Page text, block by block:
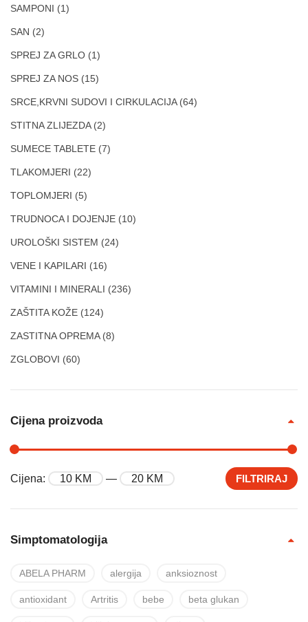
SAMPONI (1)
SAN (2)
SPREJ ZA GRLO (1)
SPREJ ZA NOS (15)
SRCE,KRVNI SUDOVI I CIRKULACIJA (64)
STITNA ZLIJEZDA (2)
SUMECE TABLETE (7)
TLAKOMJERI (22)
TOPLOMJERI (5)
TRUDNOCA I DOJENJE (10)
UROLOŠKI SISTEM (24)
VENE I KAPILARI (16)
VITAMINI I MINERALI (236)
ZAŠTITA KOŽE (124)
ZASTITNA OPREMA (8)
ZGLOBOVI (60)
Cijena proizvoda
FILTRIRAJ
Cijena: 10 KM — 20 KM
Simptomatologija
ABELA PHARM alergija anksioznost
antioxidant Artritis bebe beta glukan